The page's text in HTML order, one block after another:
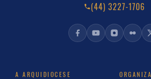
(44) 3227-1706
A ARQUIDIOCESE